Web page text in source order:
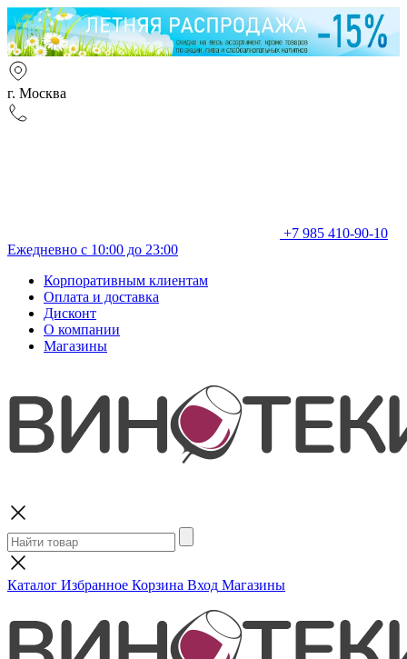
г. Москва
+7 985 410-90-10
Ежедневно с 10:00 до 23:00
Корпоративным клиентам
Оплата и доставка
Дисконт
О компании
Магазины
Каталог Избранное Корзина Вход Магазины